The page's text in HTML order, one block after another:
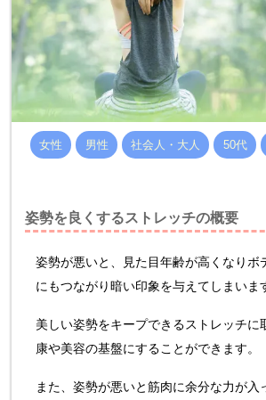
女性 男性 社会人・大人 50代
姿勢を良くするストレッチの概要
姿勢が悪いと、見た目年齢が高くなりボ
にもつながり暗い印象を与えてしまいま
美しい姿勢をキープできるストレッチに
康や美容の基盤にすることができます。
また、姿勢が悪いと筋肉に余分な力が入